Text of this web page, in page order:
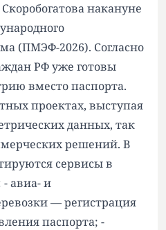
накануне
(ПМЭФ-2026). Согласно
РФ уже готовы
вместо паспорта.
проектах, выступая
данных, так
решений. В
сервисы в
- авиа- и
— регистрация
паспорта; -